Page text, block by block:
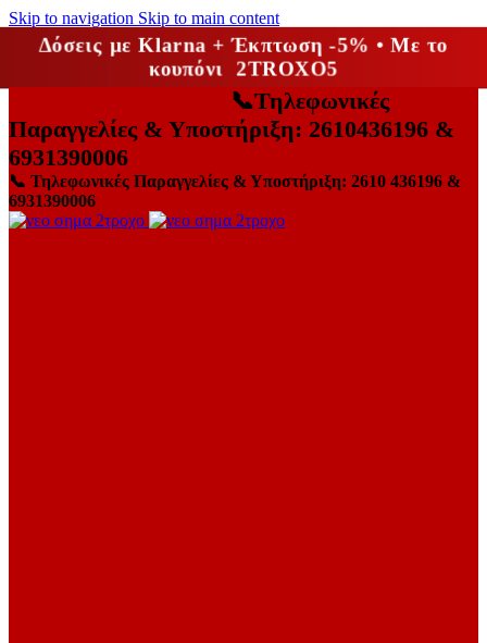
Skip to navigation Skip to main content
Δόσεις με Klarna + Έκπτωση -5% • Με το
κουπόνι 2TROXO5
📞Τηλεφωνικές
Παραγγελίες & Υποστήριξη: 2610436196 &
6931390006
📞 Τηλεφωνικές Παραγγελίες & Υποστήριξη: 2610 436196 &
6931390006